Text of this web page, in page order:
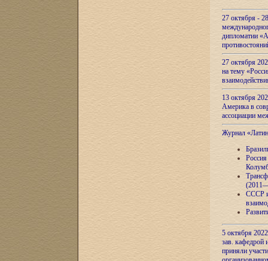
27 октября -
дипломатии
27 октября
на тему
13 октября
Америка в
ассоциации
Журнал
СССР и
5 октября
зав.
приняли